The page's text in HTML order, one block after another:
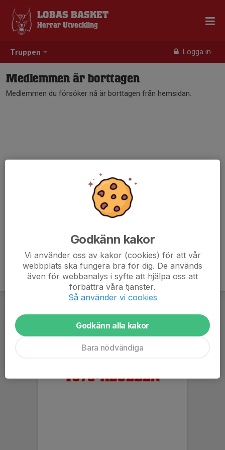
Truppen Logga in
LOBAS BASKET
Herrar Utveckling
Medlemmen är borttagen
Medlemmen du försöker nå är borttagen från hemsidan.
Godkänn kakor
Vi använder oss av kakor (cookies) för att vår
webbplats ska fungera bra för dig. De används
även för webbanalys i syfte att hjälpa oss att
förbättra våra tjänster.
Så använder vi cookies
Godkänn alla kakor
Bara nödvändiga